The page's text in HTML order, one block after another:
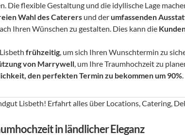
Die flexible Gestaltung und die idyllische Lage
Wahl des Caterers und der umfassenden
Ihren Wünschen zu gestalten. Dies kann die
Lisbeth frühzeitig
von Marrywell
den perfekten Termin zu bekommen um 90%.
Lisbeth! Erfahrt alles über Locations, Catering,
in ländlicher Eleganz